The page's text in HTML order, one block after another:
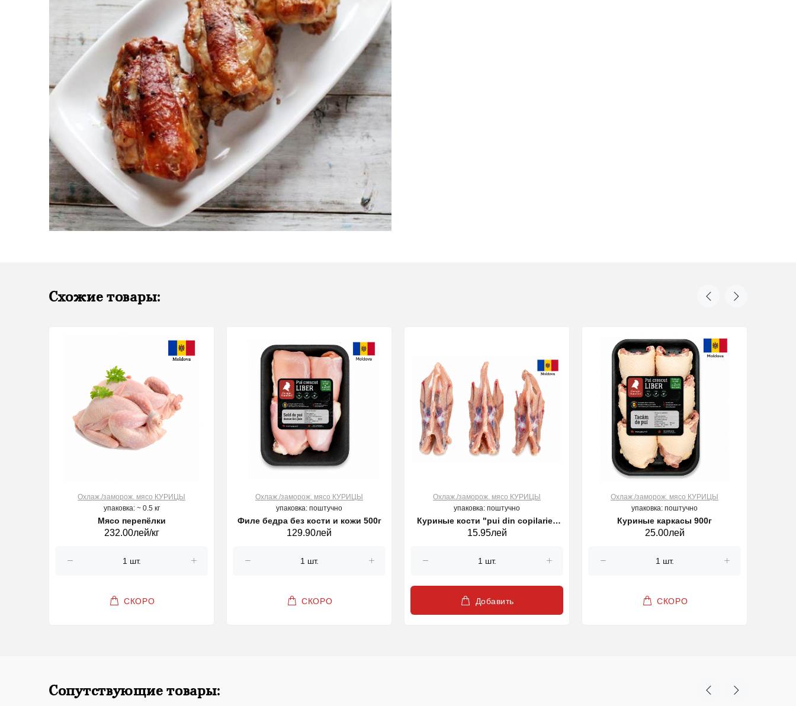
Схожие товары:
Охлаж./заморож. мясо КУРИЦЫ
упаковка: ~ 0.5 кг
Мясо перепёлки
232.00лей/кг
СКОРО
Охлаж./заморож. мясо КУРИЦЫ
упаковка: поштучно
Филе бедра без кости и кожи 500г
129.90лей
СКОРО
Охлаж./заморож. мясо КУРИЦЫ
упаковка: поштучно
Куриные кости "pui din copilarie"
(kg)
15.95лей
Добавить
Охлаж./заморож. мясо КУРИЦЫ
упаковка: поштучно
Куриные каркасы 900г
25.00лей
СКОРО
Сопутствующие товары: